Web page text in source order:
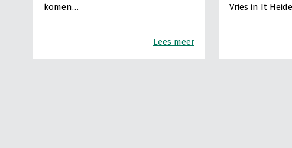
komen…
Lees meer
Vries in It